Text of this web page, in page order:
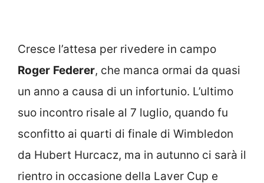
Cresce l’attesa per rivedere in campo
Roger Federer, che manca ormai da quasi
un anno a causa di un infortunio. L’ultimo
suo incontro risale al 7 luglio, quando fu
sconfitto ai quarti di finale di Wimbledon
da Hubert Hurcacz, ma in autunno ci sarà il
rientro in occasione della Laver Cup e